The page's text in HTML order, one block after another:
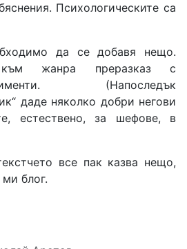
Психологическите са
да се добавя нещо.
жанра преразказ с
(Напоследък
даде няколко добри негови
естествено, за шефове, в
все пак казва нещо,
блог.